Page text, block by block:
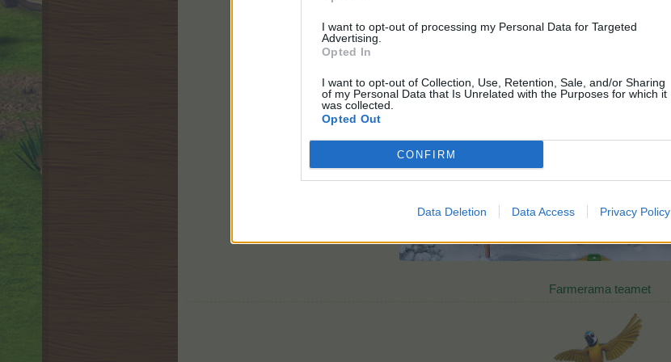
I want to opt-out of processing my Personal Data for Targeted
Advertising.
Opted In
I want to opt-out of Collection, Use, Retention, Sale, and/or Sharing
of my Personal Data that Is Unrelated with the Purposes for which it
was collected.
Opted Out
CONFIRM
Data Deletion Data Access Privacy Policy
Farmerama teamet